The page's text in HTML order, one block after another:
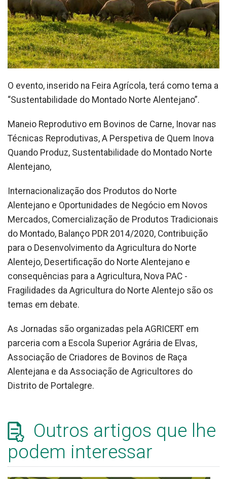
O evento, inserido na Feira Agrícola, terá como tema a
“Sustentabilidade do Montado Norte Alentejano”.
Maneio Reprodutivo em Bovinos de Carne, Inovar nas
Técnicas Reprodutivas, A Perspetiva de Quem Inova
Quando Produz, Sustentabilidade do Montado Norte
Alentejano,
Internacionalização dos Produtos do Norte
Alentejano e Oportunidades de Negócio em Novos
Mercados, Comercialização de Produtos Tradicionais
do Montado, Balanço PDR 2014/2020, Contribuição
para o Desenvolvimento da Agricultura do Norte
Alentejo, Desertificação do Norte Alentejano e
consequências para a Agricultura, Nova PAC -
Fragilidades da Agricultura do Norte Alentejo são os
temas em debate.
As Jornadas são organizadas pela AGRICERT em
parceria com a Escola Superior Agrária de Elvas,
Associação de Criadores de Bovinos de Raça
Alentejana e da Associação de Agricultores do
Distrito de Portalegre.
Outros artigos que lhe
podem interessar